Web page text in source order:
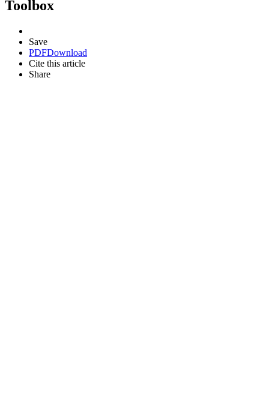
Toolbox
Save
PDFDownload
Cite this article
Share